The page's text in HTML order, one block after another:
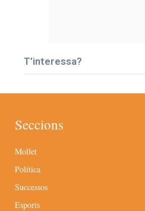
T’interessa?
Seccions
Mollet
Política
Successos
Esports